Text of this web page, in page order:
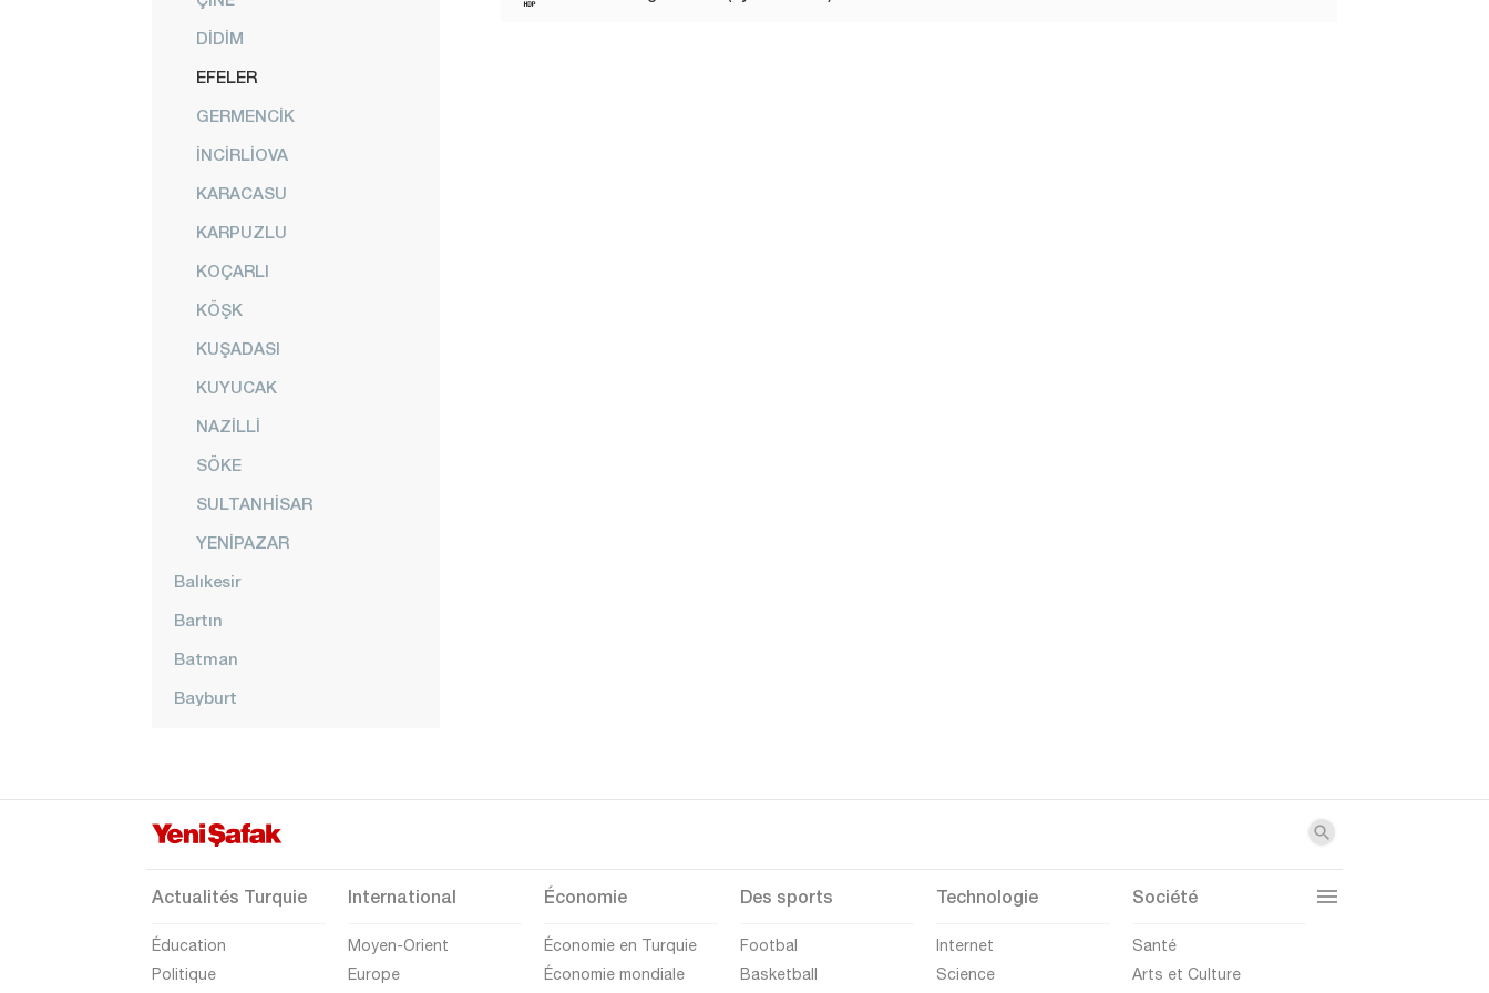
DİDİM
EFELER
GERMENCİK
İNCİRLİOVA
KARACASU
KARPUZLU
KOÇARLI
KÖŞK
KUŞADASI
KUYUCAK
NAZİLLİ
SÖKE
SULTANHİSAR
YENİPAZAR
Balıkesir
Bartın
Batman
Bayburt
Burdur
Çanakkale
Actualités Turquie
Éducation
Politique
International
Moyen-Orient
Europe
Économie
Économie en Turquie
Économie mondiale
Des sports
Footbal
Basketball
Technologie
Internet
Science
Société
Santé
Arts et Culture